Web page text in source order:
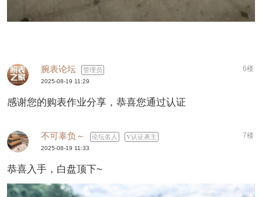
腕表论坛 管理员 6楼
2025-08-19 11:29
感谢您的购表作业分享，恭喜您通过认证
不可辜负～ 论坛名人 认证表主 7楼
2025-08-19 11:33
恭喜入手，白盘顶下~